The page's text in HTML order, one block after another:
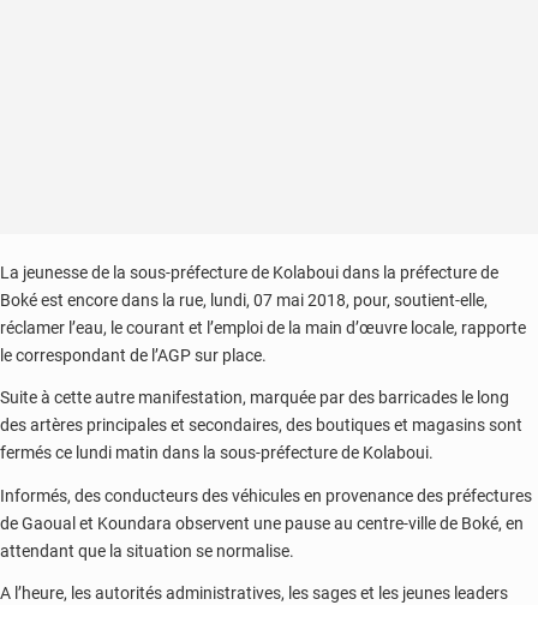
La jeunesse de la sous-préfecture de Kolaboui dans la préfecture de
Boké est encore dans la rue, lundi, 07 mai 2018, pour, soutient-elle,
réclamer l’eau, le courant et l’emploi de la main d’œuvre locale, rapporte
le correspondant de l’AGP sur place.
Suite à cette autre manifestation, marquée par des barricades le long
des artères principales et secondaires, des boutiques et magasins sont
fermés ce lundi matin dans la sous-préfecture de Kolaboui.
Informés, des conducteurs des véhicules en provenance des préfectures
de Gaoual et Koundara observent une pause au centre-ville de Boké, en
attendant que la situation se normalise.
A l’heure, les autorités administratives, les sages et les jeunes leaders